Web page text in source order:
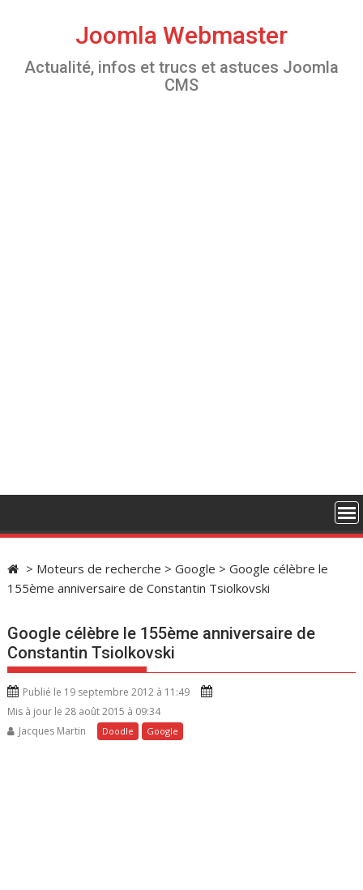
Joomla Webmaster
Actualité, infos et trucs et astuces Joomla
CMS
> Moteurs de recherche >Google >Google célèbre le
155ème anniversaire de Constantin Tsiolkovski
Google célèbre le 155ème anniversaire de
Constantin Tsiolkovski
Publié le 19 septembre 2012 à 11:49
Mis à jour le 28 août 2015 à 09:34
Jacques Martin
Doodle Google